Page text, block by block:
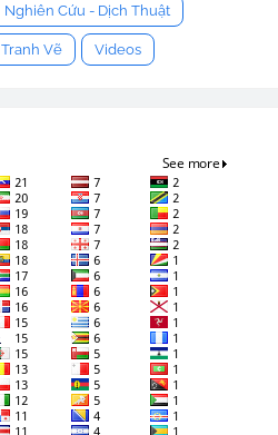
Nghiên Cứu - Dịch Thuật
Tranh Vẽ Videos